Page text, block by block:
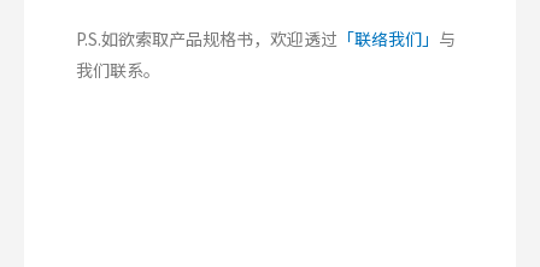
P.S.如欲索取产品规格书，欢迎透过 「联络我们」 与
我们联系。